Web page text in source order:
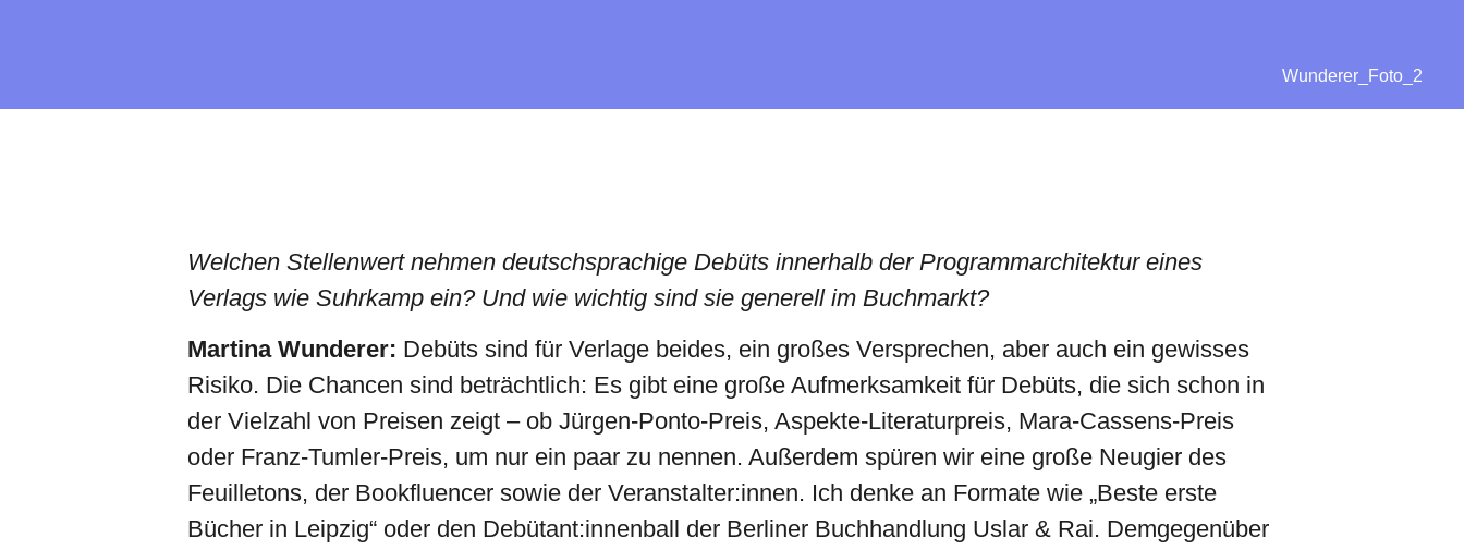
Wunderer_Foto_2
Welchen Stellenwert nehmen deutschsprachige Debüts innerhalb der Programmarchitektur eines
Verlags wie Suhrkamp ein? Und wie wichtig sind sie generell im Buchmarkt?
Martina Wunderer: Debüts sind für Verlage beides, ein großes Versprechen, aber auch ein gewisses
Risiko. Die Chancen sind beträchtlich: Es gibt eine große Aufmerksamkeit für Debüts, die sich schon in
der Vielzahl von Preisen zeigt – ob Jürgen-Ponto-Preis, Aspekte-Literaturpreis, Mara-Cassens-Preis
oder Franz-Tumler-Preis, um nur ein paar zu nennen. Außerdem spüren wir eine große Neugier des
Feuilletons, der Bookfluencer sowie der Veranstalter:innen. Ich denke an Formate wie „Beste erste
Bücher in Leipzig“ oder den Debütant:innenball der Berliner Buchhandlung Uslar & Rai. Demgegenüber